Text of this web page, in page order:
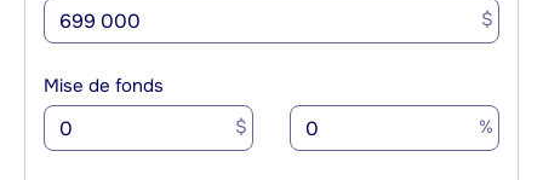
$
Mise de fonds
$ %